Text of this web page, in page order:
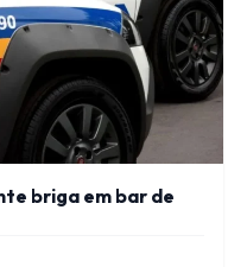
briga em bar de